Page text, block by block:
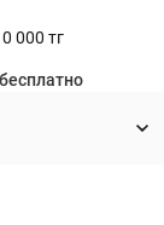
000 тг
Бесплатно